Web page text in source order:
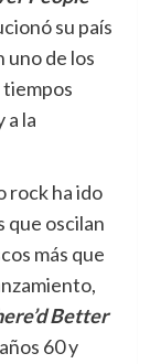
su país
uno de los
a la
rock ha ido
que oscilan
más que
Better
60 y